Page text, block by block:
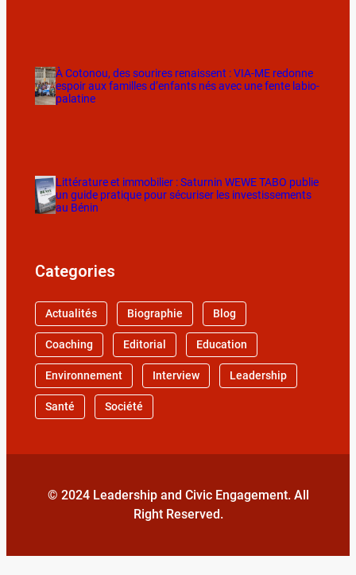
À Cotonou, des sourires renaissent : VIA-ME redonne
espoir aux familles d’enfants nés avec une fente labio-
palatine
Littérature et immobilier : Saturnin WEWE TABO publie
un guide pratique pour sécuriser les investissements
au Bénin
Categories
Actualités Biographie Blog
Coaching Editorial Education
Environnement Interview Leadership
Santé Société
© 2024 Leadership and Civic Engagement. All
Right Reserved.